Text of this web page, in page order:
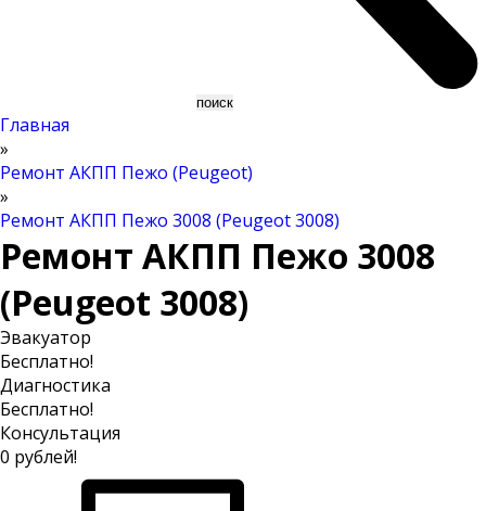
Главная
»
Ремонт АКПП Пежо (Peugeot)
»
Ремонт АКПП Пежо 3008 (Peugeot 3008)
Ремонт АКПП Пежо 3008
(Peugeot 3008)
Эвакуатор
Бесплатно!
Диагностика
Бесплатно!
Консультация
0 рублей!